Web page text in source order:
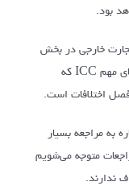
بود.
خارجی در بخش
خصوصی را ضعیف دانست و گفت: یکی از بخش‌های مهم ICC که
اختلافات است.
به مراجعه بسیار
متوجه می‌شویم
ندارند.